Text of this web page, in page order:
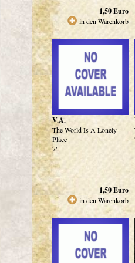
1,50Euro
in den Warenkorb
V.A.
The World Is A Lonely
Place
7"
1,50Euro
in den Warenkorb